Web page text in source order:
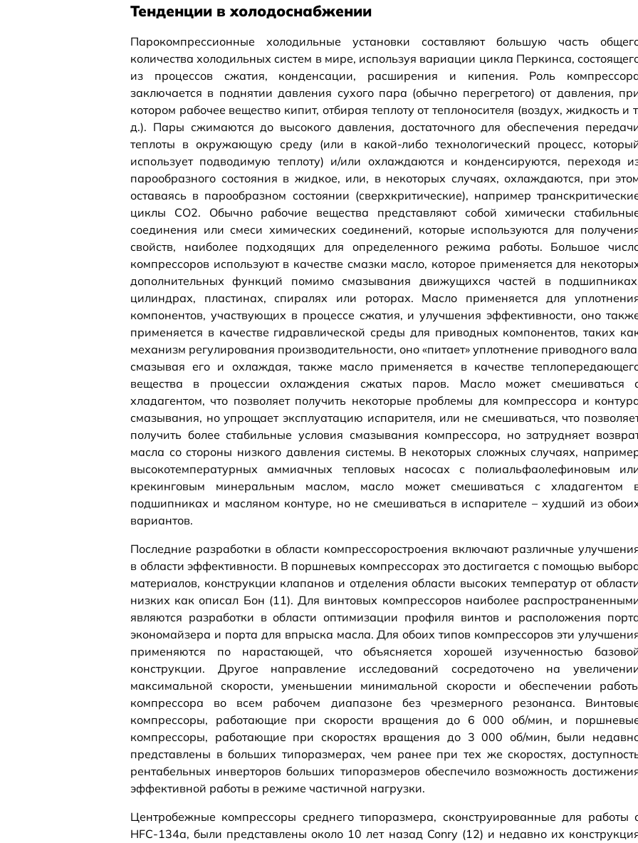
Тенденции в холодоснабжении
Парокомпрессионные холодильные установки составляют большую часть
количества холодильных систем в мире, используя вариации цикла Перкинса,
из процессов сжатия, конденсации, расширения и кипения. Роль
заключается в поднятии давления сухого пара (обычно перегретого) от давления,
котором рабочее вещество кипит, отбирая теплоту от теплоносителя (воздух, жидкость и
д.). Пары сжимаются до высокого давления, достаточного для обеспечения
теплоты в окружающую среду (или в какой-либо технологический процесс,
использует подводимую теплоту) и/или охлаждаются и конденсируются, переходя
парообразного состояния в жидкое, или, в некоторых случаях, охлаждаются, при
оставаясь в парообразном состоянии (сверхкритические), например
циклы СО2. Обычно рабочие вещества представляют собой химически
соединения или смеси химических соединений, которые используются для
свойств, наиболее подходящих для определенного режима работы. Большое
компрессоров используют в качестве смазки масло, которое применяется для
дополнительных функций помимо смазывания движущихся частей в
цилиндрах, пластинах, спиралях или роторах. Масло применяется для
компонентов, участвующих в процессе сжатия, и улучшения эффективности, оно
применяется в качестве гидравлической среды для приводных компонентов, таких
механизм регулирования производительности, оно «питает» уплотнение приводного
смазывая его и охлаждая, также масло применяется в качестве
вещества в процессии охлаждения сжатых паров. Масло может смешиваться
хладагентом, что позволяет получить некоторые проблемы для компрессора и
смазывания, но упрощает эксплуатацию испарителя, или не смешиваться, что
получить более стабильные условия смазывания компрессора, но затрудняет
масла со стороны низкого давления системы. В некоторых сложных случаях,
высокотемпературных аммиачных тепловых насосах с полиальфаолефиновым
крекинговым минеральным маслом, масло может смешиваться с хладагентом
подшипниках и масляном контуре, но не смешиваться в испарителе – худший из
вариантов.
Последние разработки в области компрессоростроения включают различные
в области эффективности. В поршневых компрессорах это достигается с помощью
материалов, конструкции клапанов и отделения области высоких температур от
низких как описал Бон (11). Для винтовых компрессоров наиболее
являются разработки в области оптимизации профиля винтов и расположения
экономайзера и порта для впрыска масла. Для обоих типов компрессоров эти
применяются по нарастающей, что объясняется хорошей изученностью
конструкции. Другое направление исследований сосредоточено на
максимальной скорости, уменьшении минимальной скорости и обеспечении
компрессора во всем рабочем диапазоне без чрезмерного резонанса.
компрессоры, работающие при скорости вращения до 6 000 об/мин, и
компрессоры, работающие при скоростях вращения до 3 000 об/мин, были
представлены в больших типоразмерах, чем ранее при тех же скоростях,
рентабельных инверторов больших типоразмеров обеспечило возможность
эффективной работы в режиме частичной нагрузки.
Центробежные компрессоры среднего типоразмера, сконструированные для работы
HFC-134a, были представлены около 10 лет назад Conry (12) и недавно их